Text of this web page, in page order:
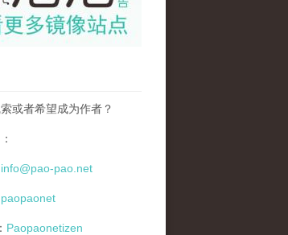
或者希望成为作者？
info@pao-pao.net
Paopaonetizen